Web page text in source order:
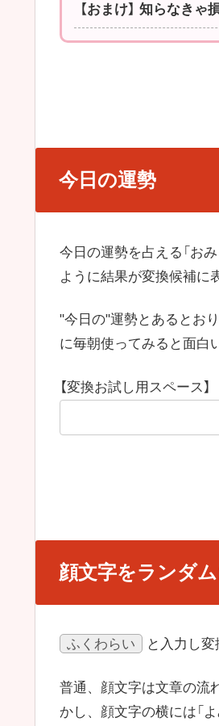
【おまけ】 知らなきゃ
今日の運勢
今日の運勢を占える「お
ように結果が変換候補に
"今日の"運勢とあるとお
に毎朝使ってみると面白
【変換お試し用スペース】
顔文字をランダ
ふくわらい と入力し
普通、顔文字は文章の流
かし、顔文字の横には「